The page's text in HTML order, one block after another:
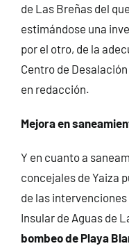
de Las Breñas del
estimándose una
por el otro, de la
Centro de
en redacción.
Mejora en
Y en cuanto a
concejales de Yaiza
de las intervenciones
Insular de Aguas de
bombeo de Playa